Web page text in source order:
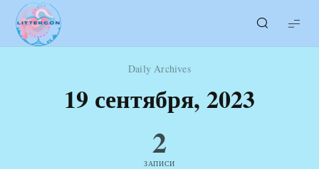
LITTERcon
Daily Archives
19 сентября, 2023
2
ЗАПИСИ